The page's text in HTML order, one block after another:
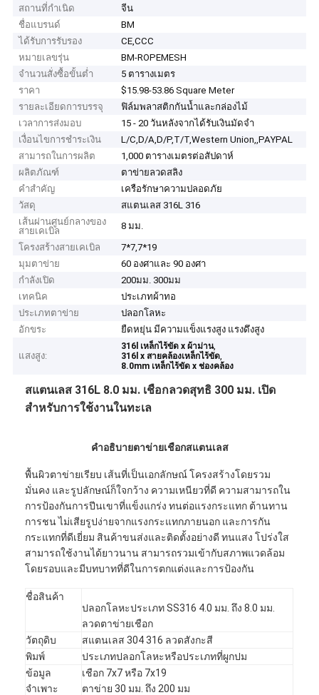
สถานที่กำเนิด
จีน
ชื่อแบรนด์
BM
ได้รับการรับรอง
CE,CCC
หมายเลขรุ่น
BM-ROPEMESH
จำนวนสั่งซื้อขั้นต่ำ
5 ตารางเมตร
ราคา
$15.98-53.86 Square Meter
รายละเอียดการบรรจุ
ฟิล์มพลาสติกกันน้ำและกล่องไม้
เวลาการส่งมอบ
15 - 20 วันหลังจากได้รับเงินมัดจำ
เงื่อนไขการชำระเงิน
L/C,D/A,D/P,T/T,Western Union,,PAYPAL
สามารถในการผลิต
1,000 ตารางเมตรต่อสัปดาห์
ผลิตภัณฑ์
ตาข่ายลวดสลิง
คำสำคัญ
เครือรักษาความปลอดภัย
วัสดุ
สแตนเลส 316L 316
เส้นผ่านศูนย์กลางของ
สายเคเบิล
8 มม.
โครงสร้างสายเคเบิล
7*7,7*19
มุมตาข่าย
60 องศาและ 90 องศา
กำลังเปิด
200มม. 300มม
เทคนิค
ประเภทผ้าทอ
ประเภทตาข่าย
ปลอกโลหะ
อักขระ
ยืดหยุ่น มีความแข็งแรงสูง แรงดึงสูง
แสงสูง:
316l เหล็กไร้ขัด x ผ้าม่าน,
316l x สายคล้องเหล็กไร้ขัด,
8.0mm เหล็กไร้ขัด x ช่องคล้อง
สแตนเลส 316L 8.0 มม. เชือกลวดสุทธิ 300 มม. เปิด
สำหรับการใช้งานในทะเล
คำอธิบายตาข่ายเชือกสแตนเลส
พื้นผิวตาข่ายเรียบ เส้นที่เป็นเอกลักษณ์ โครงสร้างโดยรวม
มั่นคง และรูปลักษณ์ก็ใจกว้าง ความเหนียวที่ดี ความสามารถใน
การป้องกันการปีนเขาที่แข็งแกร่ง ทนต่อแรงกระแทก ต้านทาน
การชน ไม่เสียรูปง่ายจากแรงกระแทกภายนอก และการกัน
กระแทกที่ดีเยี่ยม สินค้าขนส่งและติดตั้งอย่างดี ทนแสง โปร่งใส
สามารถใช้งานได้ยาวนาน สามารถรวมเข้ากับสภาพแวดล้อม
โดยรอบและมีบทบาทที่ดีในการตกแต่งและการป้องกัน
ชื่อสินค้า
ปลอกโลหะประเภท SS316 4.0 มม. ถึง 8.0 มม.
ลวดตาข่ายเชือก
วัตถุดิบ
สแตนเลส 304 316 ลวดสังกะสี
พิมพ์
ประเภทปลอกโลหะหรือประเภทที่ผูกปม
ข้อมูล
จำเพาะ
เชือก 7x7 หรือ 7x19
ตาข่าย 30 มม. ถึง 200 มม